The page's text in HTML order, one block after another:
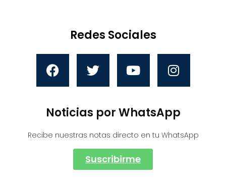
Redes Sociales
Noticias por WhatsApp
Recibe nuestras notas directo en tu WhatsApp
Suscribirme